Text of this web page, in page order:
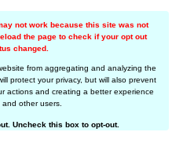
not work because this site was not
the page to check if your opt out
changed.
from aggregating and analyzing the
protect your privacy, but will also prevent
actions and creating a better experience
and other users.
Uncheck this box to opt-out.